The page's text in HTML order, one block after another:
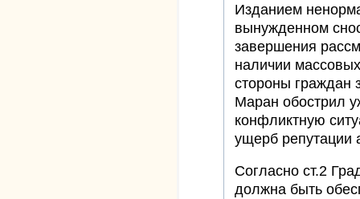
Изданием
вынужденном
завершения
наличии
стороны граждан
Маран обострил
конфликтную
ущерб репутации
Согласно ст.2
должна быть